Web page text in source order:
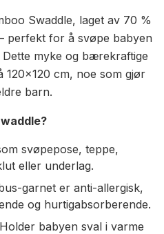
Swaddle, laget av 70 %
perfekt for å svøpe babyen
myke og bærekraftige
cm, noe som gjør
barn.
svøpepose, teppe,
eller underlag.
garnet er anti-allergisk,
og hurtigabsorberende.
Holder babyen sval i varme